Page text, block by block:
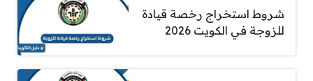
شروط استخراج رخصة قيادة
للزوجة في الكويت 2026